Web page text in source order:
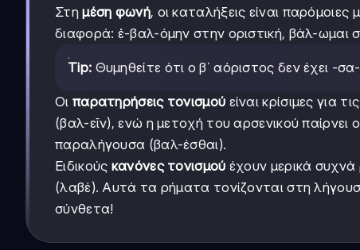
Στημέση φωνή, οι καταλήξεις είναι
διαφορά: ἐ-βαλ-όμην στην οριστική, βάλ-ωμαι
Tip: Θυμηθείτε ότι ο β΄ αόριστος δεν έχει -
Οι παρατηρήσεις τονισμού είναι κρίσιμες για
(βαλ-εῖν), ενώ η μετοχή του αρσενικού
παραλήγουσα (βαλ-έσθαι).
Ειδικούς κανόνες τονισμού έχουν μερικά
(λαβέ). Αυτά τα ρήματα τονίζονται στη
σύνθετα!